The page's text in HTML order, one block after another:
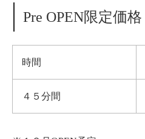
Pre OPEN限定価格
時間
４５分間